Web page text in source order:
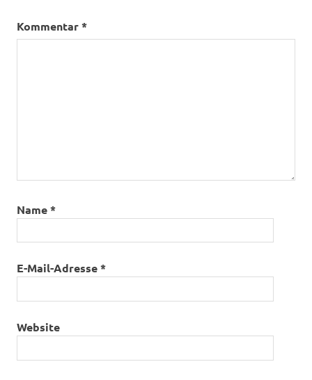
Kommentar*
Name*
E-Mail-Adresse*
Website